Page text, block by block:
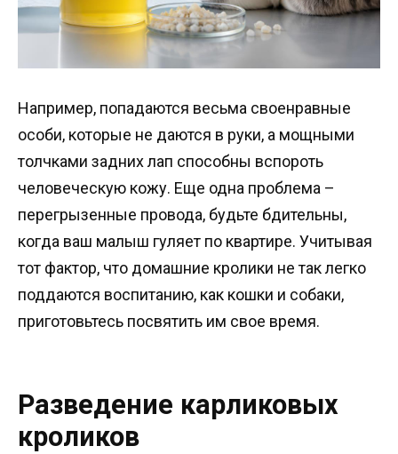
Например, попадаются весьма своенравные
особи, которые не даются в руки, а мощными
толчками задних лап способны вспороть
человеческую кожу. Еще одна проблема –
перегрызенные провода, будьте бдительны,
когда ваш малыш гуляет по квартире. Учитывая
тот фактор, что домашние кролики не так легко
поддаются воспитанию, как кошки и собаки,
приготовьтесь посвятить им свое время.
Разведение карликовых
кроликов